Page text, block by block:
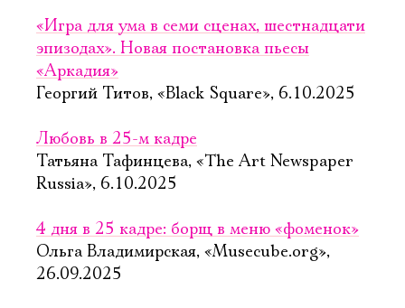
«Игра для ума в семи сценах, шестнадцати
эпизодах». Новая постановка пьесы
«Аркадия»
Георгий Титов, «Black Square», 6.10.2025
Любовь в 25-м кадре
Татьяна Тафинцева, «The Art Newspaper
Russia», 6.10.2025
4 дня в 25 кадре: борщ в меню «фоменок»
Ольга Владимирская, «Musecube.org»,
26.09.2025